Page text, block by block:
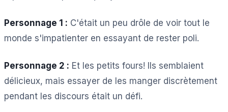
Personnage 1 : C'était un peu drôle de voir tout le
monde s'impatienter en essayant de rester poli.
Personnage 2 : Et les petits fours! Ils semblaient
délicieux, mais essayer de les manger discrètement
pendant les discours était un défi.